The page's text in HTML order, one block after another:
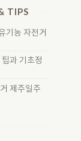
TIPS
기농 자전거
과 기초정
제주일주